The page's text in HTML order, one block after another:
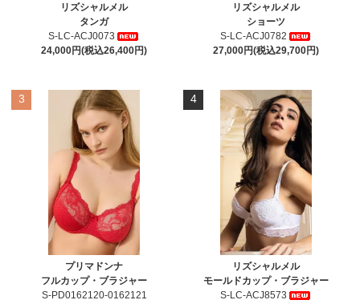
リズシャルメル
タンガ
S-LC-ACJ0073
24,000円(税込26,400円)
リズシャルメル
ショーツ
S-LC-ACJ0782
27,000円(税込29,700円)
3
プリマドンナ
フルカップ・ブラジャー
S-PD0162120-0162121
4
リズシャルメル
モールドカップ・ブラジャー
S-LC-ACJ8573